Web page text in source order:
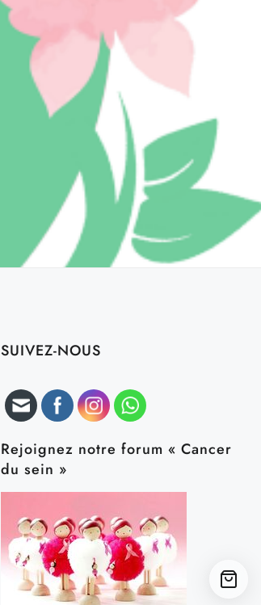
SUIVEZ-NOUS
Rejoignez notre forum « Cancer
du sein »